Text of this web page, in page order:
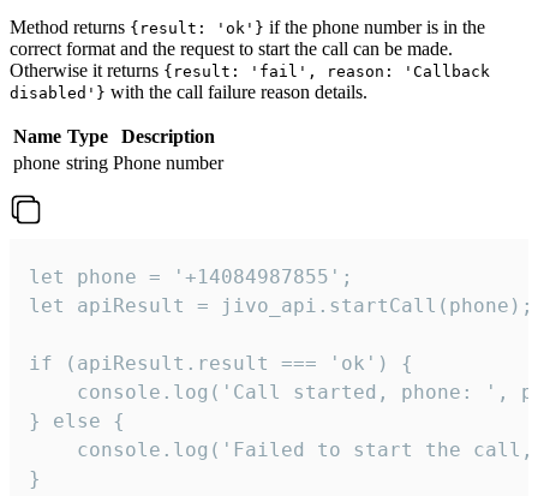
Method returns {result: 'ok'} if the phone number is in the
correct format and the request to start the call can be made.
Otherwise it returns {result: 'fail', reason: 'Callback
disabled'} with the call failure reason details.
Name Type
Description
phone string Phone number
let phone = '+14084987855';
let apiResult = jivo_api.startCall(phone);
if (apiResult.result === 'ok') {
console.log('Call started, phone: ',
} else {
console.log('Failed to start the
}